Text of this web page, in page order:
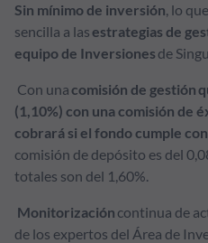
Sin mínimo de inversión, lo
sencilla a lasestrategias de
equipo de Inversiones de
Con unacomisión de gestión
(1,10%) con una comisión de
cobrará si el fondo cumple
comisión de depósito es del
totales son del 1,60%.
Monitorización continua de
de los expertos del Área de